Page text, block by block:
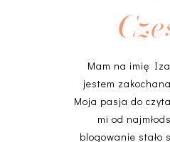
Mam na imię
jestem
Moja pasja do
mi od
blogowanie stało